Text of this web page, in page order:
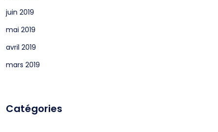
juin 2019
mai 2019
avril 2019
mars 2019
Catégories